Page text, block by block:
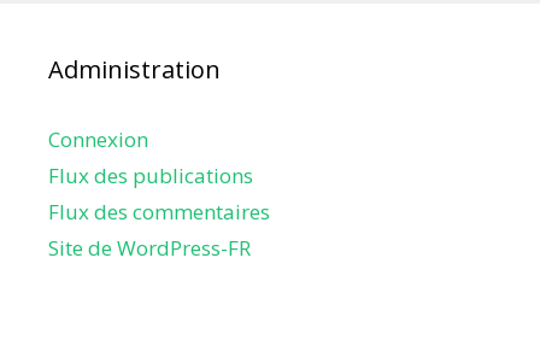
Administration
Connexion
Flux des publications
Flux des commentaires
Site de WordPress-FR